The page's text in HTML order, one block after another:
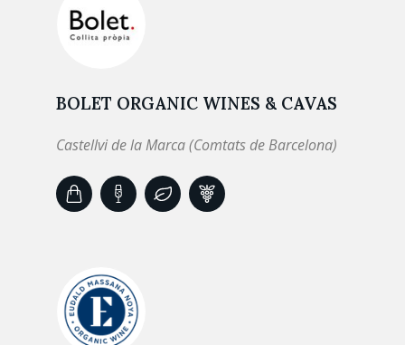
BOLET ORGANIC WINES & CAVAS
Castellvi de la Marca (Comtats de Barcelona)